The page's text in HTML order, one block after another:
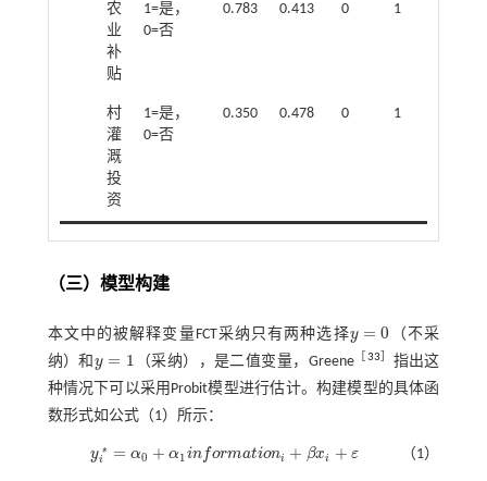
农
业
补
贴
1=是，
0=否
0.783 0.413 0 1
村
灌
溉
投
资
1=是，
0=否
0.350 0.478 0 1
（三）模型构建
本文中的被解释变量FCT采纳只有两种选择y = 0
y= 0
（不采
纳）和 y = 1
y= 1 （采纳），是二值变量，Greene 33
指出这
种情况下可以采用Probit模型进行估计。构建模型的具体函
数形式如 公式（1） 所示：
y*
i = α0 + α1informationi + βxi + ε
yi* =α0+α 1in formatoni+βxi+ε （1）